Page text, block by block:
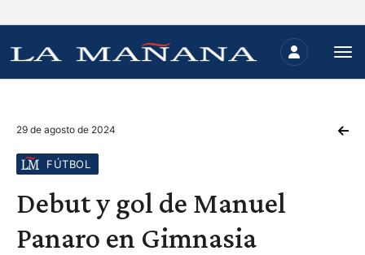
29 de agosto de 2024
FÚTBOL
Debut y gol de Manuel
Panaro en Gimnasia